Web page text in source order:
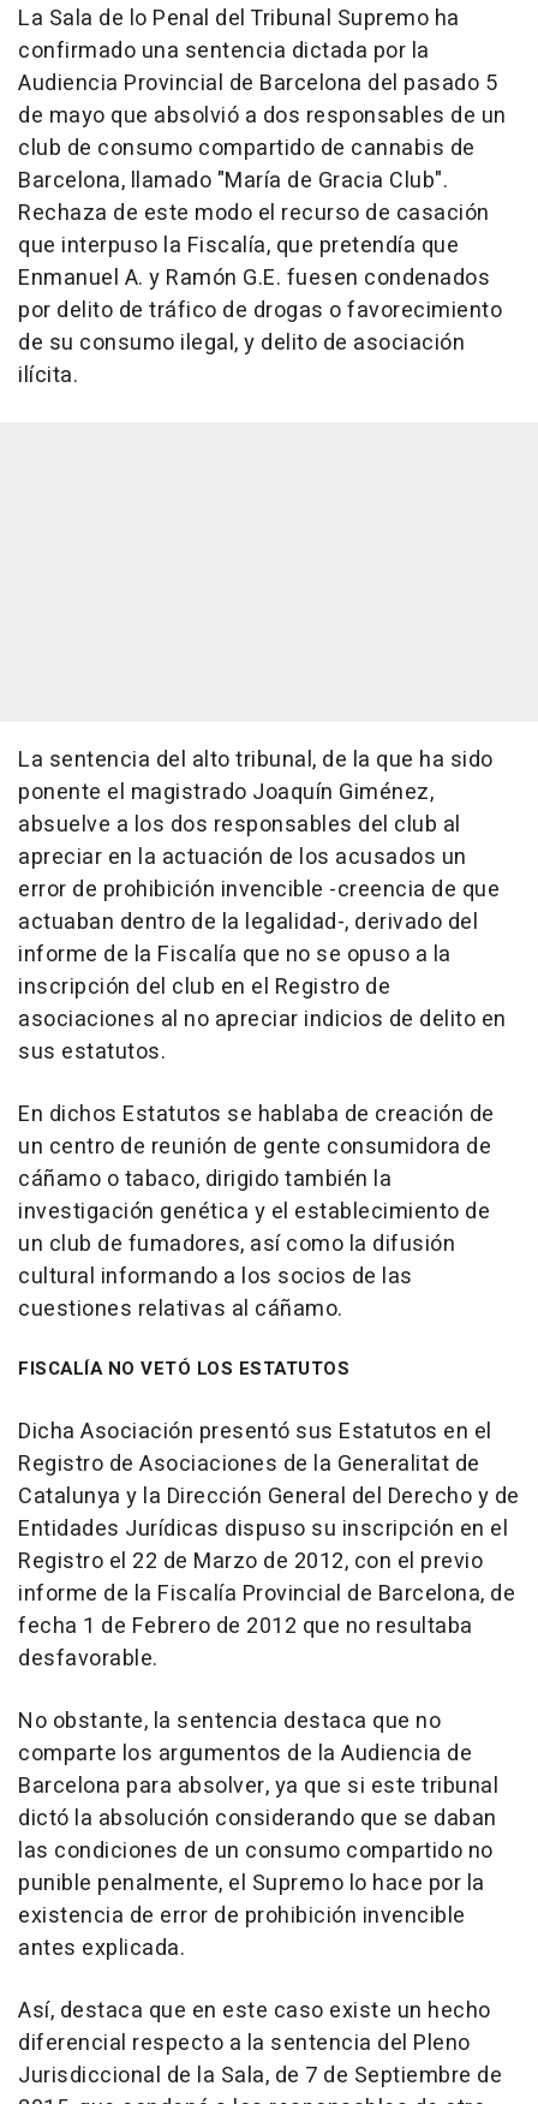
La Sala de lo Penal del Tribunal Supremo ha
confirmado una sentencia dictada por la
Audiencia Provincial de Barcelona del pasado 5
de mayo que absolvió a dos responsables de un
club de consumo compartido de cannabis de
Barcelona, llamado "María de Gracia Club".
Rechaza de este modo el recurso de casación
que interpuso la Fiscalía, que pretendía que
Enmanuel A. y Ramón G.E. fuesen condenados
por delito de tráfico de drogas o favorecimiento
de su consumo ilegal, y delito de asociación
ilícita.
La sentencia del alto tribunal, de la que ha sido
ponente el magistrado Joaquín Giménez,
absuelve a los dos responsables del club al
apreciar en la actuación de los acusados un
error de prohibición invencible -creencia de que
actuaban dentro de la legalidad-, derivado del
informe de la Fiscalía que no se opuso a la
inscripción del club en el Registro de
asociaciones al no apreciar indicios de delito en
sus estatutos.
En dichos Estatutos se hablaba de creación de
un centro de reunión de gente consumidora de
cáñamo o tabaco, dirigido también la
investigación genética y el establecimiento de
un club de fumadores, así como la difusión
cultural informando a los socios de las
cuestiones relativas al cáñamo.
FISCALÍA NO VETÓ LOS ESTATUTOS
Dicha Asociación presentó sus Estatutos en el
Registro de Asociaciones de la Generalitat de
Catalunya y la Dirección General del Derecho y de
Entidades Jurídicas dispuso su inscripción en el
Registro el 22 de Marzo de 2012, con el previo
informe de la Fiscalía Provincial de Barcelona, de
fecha 1 de Febrero de 2012 que no resultaba
desfavorable.
No obstante, la sentencia destaca que no
comparte los argumentos de la Audiencia de
Barcelona para absolver, ya que si este tribunal
dictó la absolución considerando que se daban
las condiciones de un consumo compartido no
punible penalmente, el Supremo lo hace por la
existencia de error de prohibición invencible
antes explicada.
Así, destaca que en este caso existe un hecho
diferencial respecto a la sentencia del Pleno
Jurisdiccional de la Sala, de 7 de Septiembre de